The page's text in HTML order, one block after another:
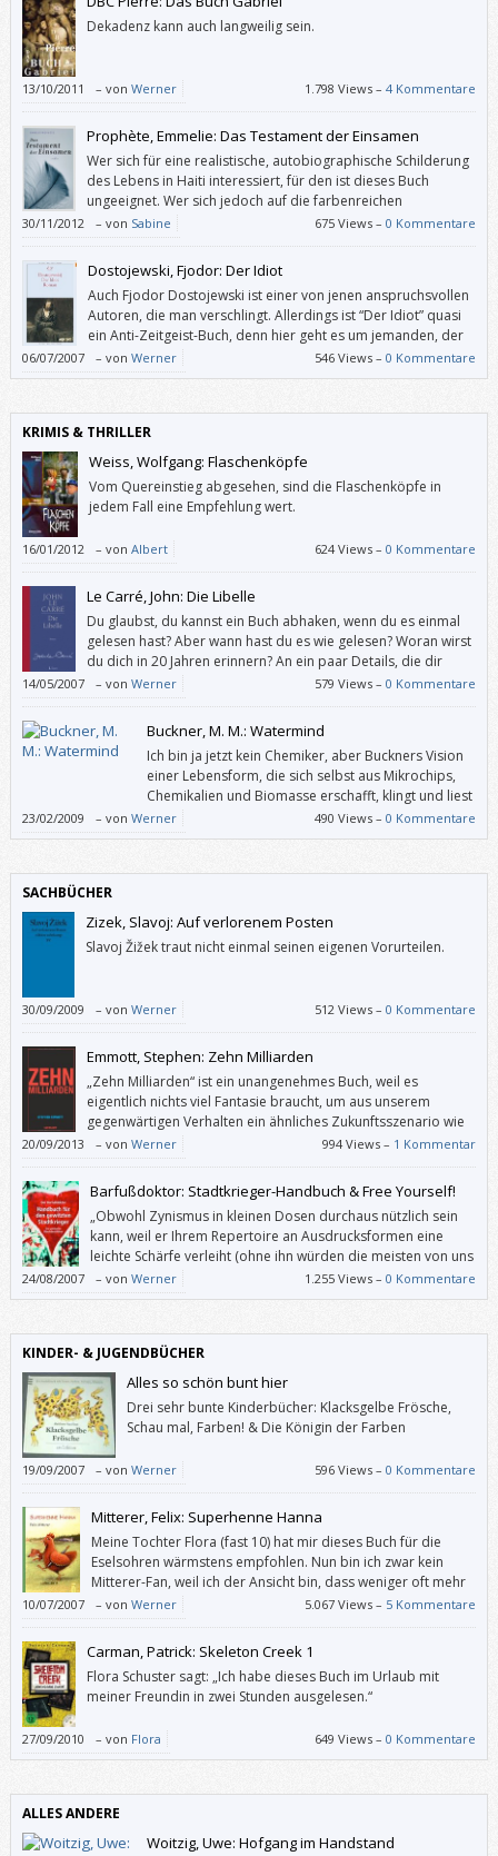
Dekadenz kann auch langweilig sein.
13/10/2011 – von Werner 1.798 Views –4 Kommentare
Prophète, Emmelie: Das Testament der Einsamen
Wer sich für eine realistische, autobiographische Schilderung
des Lebens in Haiti interessiert, für den ist dieses Buch
ungeeignet. Wer sich jedoch auf die farbenreichen
Schilderungen und lose verknüpften Erinnerungen des Ichs
einlassen kann, der sollte einen Blick in „Das Testament der Einsamen“
werfen.
30/11/2012 – von Sabine 675 Views –0 Kommentare
Dostojewski, Fjodor: Der Idiot
Auch Fjodor Dostojewski ist einer von jenen anspruchsvollen
Autoren, die man verschlingt. Allerdings ist “Der Idiot” quasi
ein Anti-Zeitgeist-Buch, denn hier geht es um jemanden, der
nicht einmal eine Ich-AG leiten könnte.
06/07/2007 – von Werner 546 Views –0 Kommentare
KRIMIS & THRILLER
Weiss, Wolfgang: Flaschenköpfe
Vom Quereinstieg abgesehen, sind die Flaschenköpfe in
jedem Fall eine Empfehlung wert.
16/01/2012 – von Albert 624 Views –0 Kommentare
Le Carré, John: Die Libelle
Du glaubst, du kannst ein Buch abhaken, wenn du es einmal
gelesen hast? Aber wann hast du es wie gelesen? Woran wirst
du dich in 20 Jahren erinnern? An ein paar Details, die dir
dann unwichtig vorkommen? Was bleibt von all dem Kultur-
Konsum: ein paar “falsche“ Erinnerungen?
14/05/2007 – von Werner 579 Views –0 Kommentare
Buckner, M. M.: Watermind
Ich bin ja jetzt kein Chemiker, aber Buckners Vision
einer Lebensform, die sich selbst aus Mikrochips,
Chemikalien und Biomasse erschafft, klingt und liest
sich sehr plausibel. Dass so etwas von Menschen
erst einmal als Gefahr betrachtet wird, ist auch nicht von der Hand zu
Geschichte.
23/02/2009 – von Werner 490 Views –0 Kommentare
SACHBÜCHER
Zizek, Slavoj: Auf verlorenem Posten
Slavoj Žižek traut nicht einmal seinen eigenen Vorurteilen.
30/09/2009 – von Werner 512 Views –0 Kommentare
Emmott, Stephen: Zehn Milliarden
„Zehn Milliarden“ ist ein unangenehmes Buch, weil es
eigentlich nichts viel Fantasie braucht, um aus unserem
gegenwärtigen Verhalten ein ähnliches Zukunftsszenario wie
Emmott zu entwickeln. Man kann nur hoffen, dass es nicht
ganz so schlimm wird und dass Emmotts Warnung ein Umdenken
bewirkt wie der Bericht des Club of Rome 1972.
20/09/2013 – von Werner 994 Views – 1 Kommentar
Barfußdoktor: Stadtkrieger-Handbuch & Free Yourself!
„Obwohl Zynismus in kleinen Dosen durchaus nützlich sein
kann, weil er Ihrem Repertoire an Ausdrucksformen eine
leichte Schärfe verleiht (ohne ihn würden die meisten von uns
unauasstehliche Langweiler mit großen Kuhaugen sein), ist er
doch, wie Kokain, eine gefährliche Droge.“
24/08/2007 – von Werner 1.255 Views –0 Kommentare
KINDER- & JUGENDBÜCHER
Alles so schön bunt hier
Drei sehr bunte Kinderbücher: Klacksgelbe Frösche,
Schau mal, Farben! & Die Königin der Farben
19/09/2007 – von Werner 596 Views –0 Kommentare
Mitterer, Felix: Superhenne Hanna
Meine Tochter Flora (fast 10) hat mir dieses Buch für die
Eselsohren wärmstens empfohlen. Nun bin ich zwar kein
Mitterer-Fan, weil ich der Ansicht bin, dass weniger oft mehr
ist, und weil dieser Autor in seine Dramen gerne möglichst
alle Probleme dieser Welt stopft, aber in “Superhenne Hanna” macht er
gerade das nicht.
10/07/2007 – von Werner 5.067 Views – 5 Kommentare
Carman, Patrick: Skeleton Creek 1
Flora Schuster sagt: „Ich habe dieses Buch im Urlaub mit
meiner Freundin in zwei Stunden ausgelesen.“
27/09/2010 – von Flora 649 Views –0 Kommentare
ALLES ANDERE
Woitzig, Uwe: Hofgang im Handstand